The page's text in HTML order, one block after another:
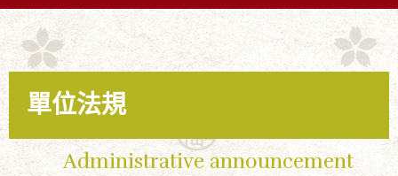
單位法規
Administrative announcement